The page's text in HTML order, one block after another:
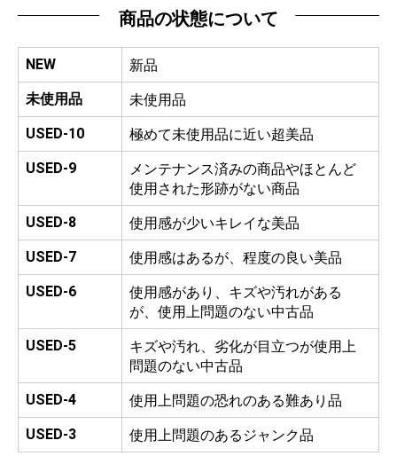
商品の状態について
NEW
新品
未使用品
未使用品
USED-10
極めて未使用品に近い超美品
USED-9
メンテナンス済みの商品やほとんど
使用された形跡がない商品
USED-8
使用感が少いキレイな美品
USED-7
使用感はあるが、程度の良い美品
USED-6
使用感があり、キズや汚れがある
が、使用上問題のない中古品
USED-5
キズや汚れ、劣化が目立つが使用上
問題のない中古品
USED-4
使用上問題の恐れのある難あり品
USED-3
使用上問題のあるジャンク品